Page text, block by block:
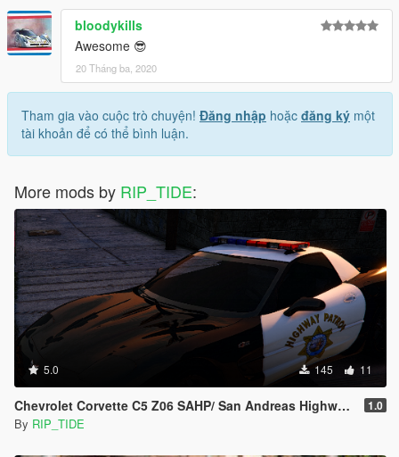
bloodykills
Awesome 😎
20 Tháng ba, 2020
Tham gia vào cuộc trò chuyện! Đăng nhập hoặc đăng ký một
tài khoản để có thể bình luận.
More mods by RIP_TIDE:
5.0 145 11
Chevrolet Corvette C5 Z06 SAHP/ San Andreas Highway Patrol Skin 1.0
By RIP_TIDE